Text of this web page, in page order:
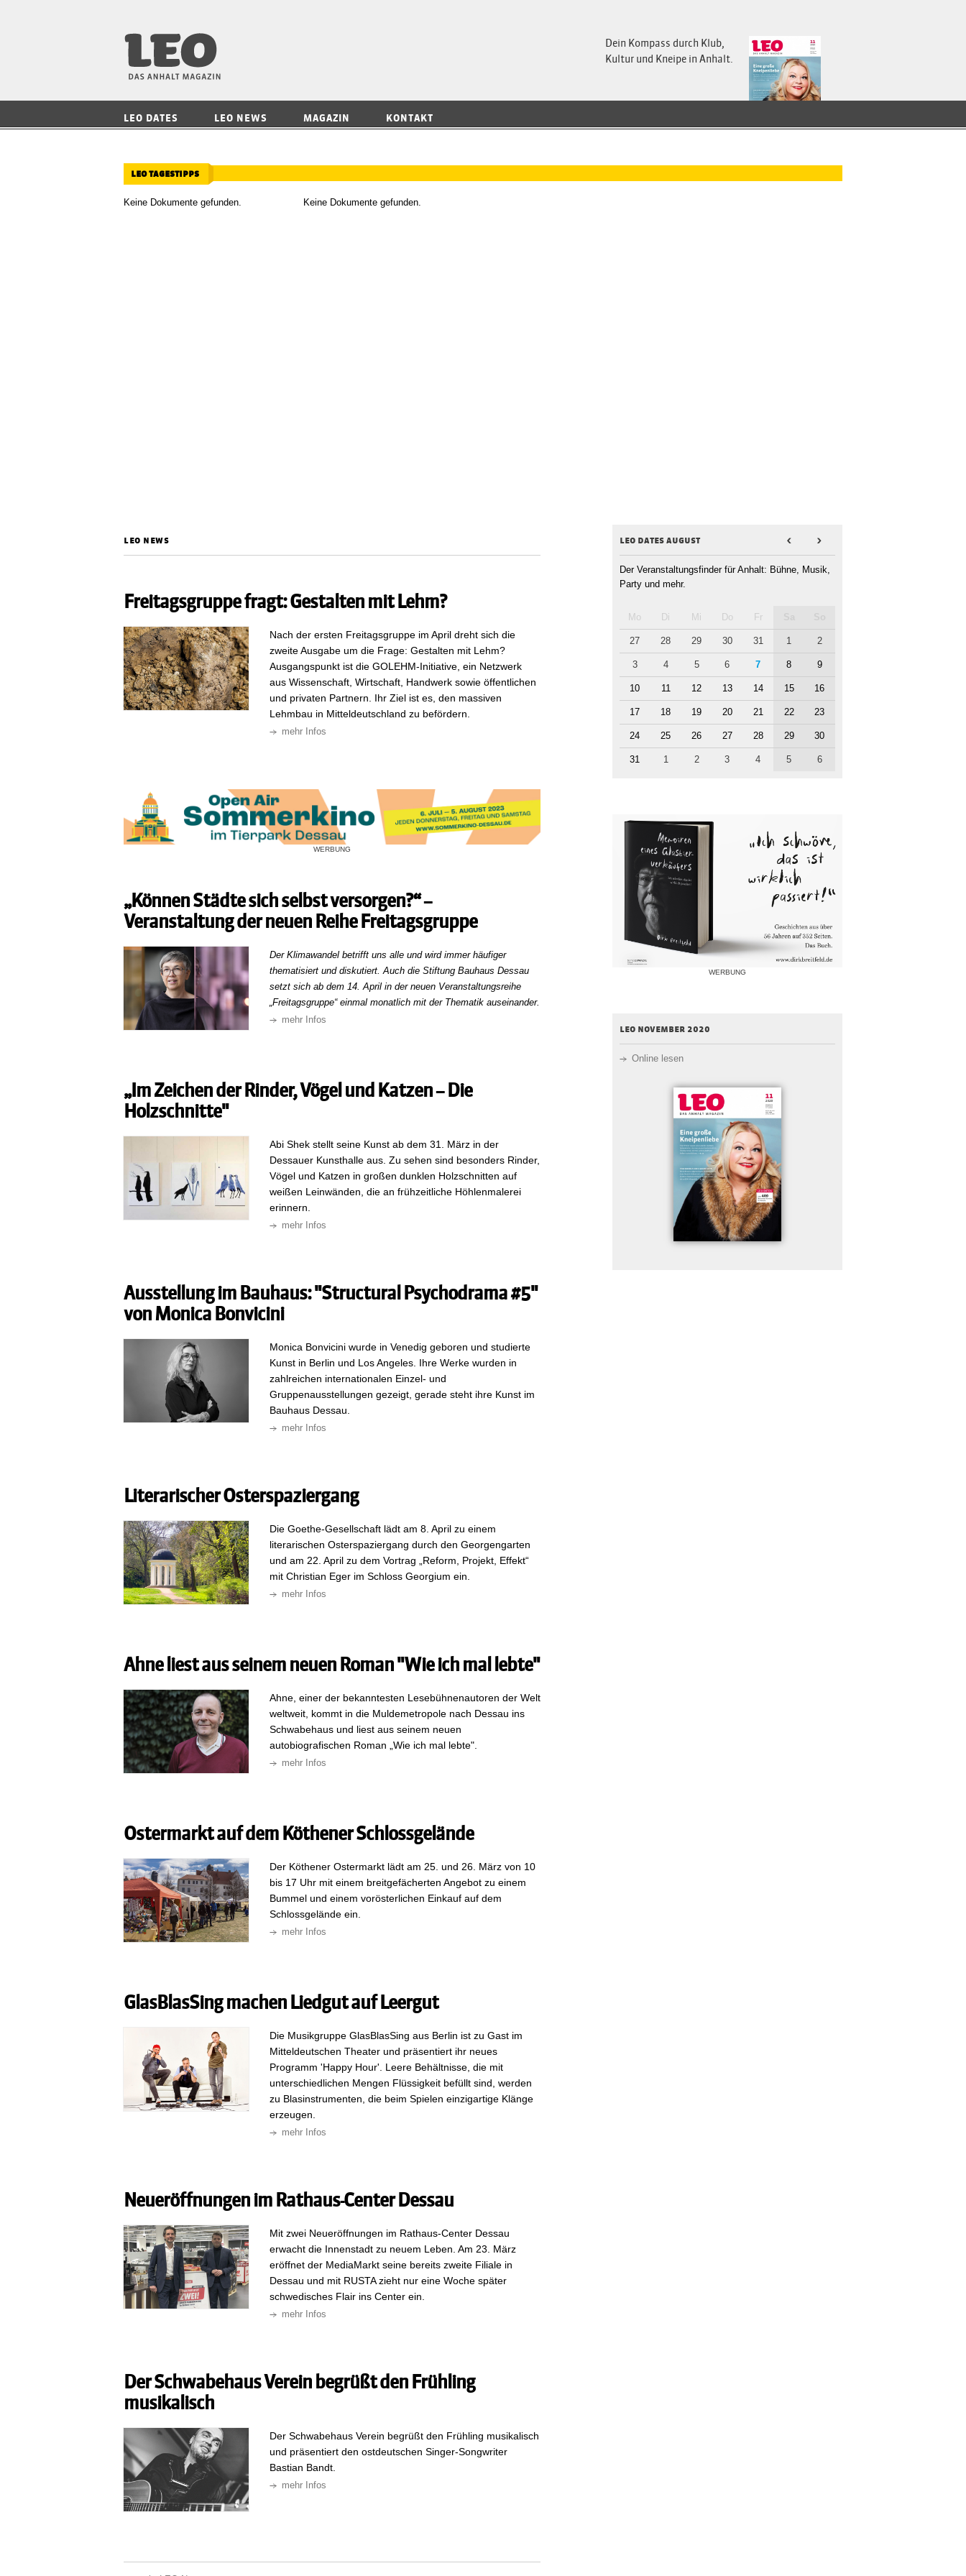
Dein Kompass durch Klub,
Kultur und Kneipe in Anhalt.
LEO DATES LEO NEWS MAGAZIN KONTAKT
leo tagestipps
Keine Dokumente gefunden. Keine Dokumente gefunden.
leo news
Freitagsgruppe fragt: Gestalten mit Lehm?
Nach der ersten Freitagsgruppe im April dreht sich die
zweite Ausgabe um die Frage: Gestalten mit Lehm?
Ausgangspunkt ist die GOLEHM-Initiative, ein Netzwerk
aus Wissenschaft, Wirtschaft, Handwerk sowie öffentlichen
und privaten Partnern. Ihr Ziel ist es, den massiven
Lehmbau in Mitteldeutschland zu befördern.
mehr Infos
WERBUNG
„Können Städte sich selbst versorgen?“ –
Veranstaltung der neuen Reihe Freitagsgruppe
Der Klimawandel betrifft uns alle und wird immer häufiger
thematisiert und diskutiert. Auch die Stiftung Bauhaus Dessau
setzt sich ab dem 14. April in der neuen Veranstaltungsreihe
„Freitagsgruppe“ einmal monatlich mit der Thematik auseinander.
mehr Infos
„Im Zeichen der Rinder, Vögel und Katzen – Die
Holzschnitte"
Abi Shek stellt seine Kunst ab dem 31. März in der
Dessauer Kunsthalle aus. Zu sehen sind besonders Rinder,
Vögel und Katzen in großen dunklen Holzschnitten auf
weißen Leinwänden, die an frühzeitliche Höhlenmalerei
erinnern.
mehr Infos
Ausstellung im Bauhaus: "Structural Psychodrama #5"
von Monica Bonvicini
Monica Bonvicini wurde in Venedig geboren und studierte
Kunst in Berlin und Los Angeles. Ihre Werke wurden in
zahlreichen internationalen Einzel- und
Gruppenausstellungen gezeigt, gerade steht ihre Kunst im
Bauhaus Dessau.
mehr Infos
Literarischer Osterspaziergang
Die Goethe-Gesellschaft lädt am 8. April zu einem
literarischen Osterspaziergang durch den Georgengarten
und am 22. April zu dem Vortrag „Reform, Projekt, Effekt“
mit Christian Eger im Schloss Georgium ein.
mehr Infos
Ahne liest aus seinem neuen Roman "Wie ich mal lebte"
Ahne, einer der bekanntesten Lesebühnenautoren der Welt
weltweit, kommt in die Muldemetropole nach Dessau ins
Schwabehaus und liest aus seinem neuen
autobiografischen Roman „Wie ich mal lebte".
mehr Infos
Ostermarkt auf dem Köthener Schlossgelände
Der Köthener Ostermarkt lädt am 25. und 26. März von 10
bis 17 Uhr mit einem breitgefächerten Angebot zu einem
Bummel und einem vorösterlichen Einkauf auf dem
Schlossgelände ein.
mehr Infos
GlasBlasSing machen Liedgut auf Leergut
Die Musikgruppe GlasBlasSing aus Berlin ist zu Gast im
Mitteldeutschen Theater und präsentiert ihr neues
Programm 'Happy Hour'. Leere Behältnisse, die mit
unterschiedlichen Mengen Flüssigkeit befüllt sind, werden
zu Blasinstrumenten, die beim Spielen einzigartige Klänge
erzeugen.
mehr Infos
Neueröffnungen im Rathaus-Center Dessau
Mit zwei Neueröffnungen im Rathaus-Center Dessau
erwacht die Innenstadt zu neuem Leben. Am 23. März
eröffnet der MediaMarkt seine bereits zweite Filiale in
Dessau und mit RUSTA zieht nur eine Woche später
schwedisches Flair ins Center ein.
mehr Infos
Der Schwabehaus Verein begrüßt den Frühling
musikalisch
Der Schwabehaus Verein begrüßt den Frühling musikalisch
und präsentiert den ostdeutschen Singer-Songwriter
Bastian Bandt.
mehr Infos
leo dates august < >
Der Veranstaltungsfinder für Anhalt: Bühne, Musik,
Party und mehr.
Mo Di Mi Do Fr
27 28 29 30 31 1 2
3 4 5 6 7 8 9
10 11 12 13 14 15 16
17 18 19 20 21 22 23
24 25 26 27 28 29 30
31 1 2 3 4 5 6
WERBUNG
leo november 2020
Online lesen